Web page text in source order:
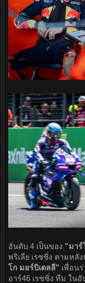
อันดับ 4 เป็นของ "มาร์
พริเลีย เรซซิ่ง ตามหลั
โก มอร์บิเดลลี" เพื่อน
อาร์46 เรซซิ่ง ทีม ใน